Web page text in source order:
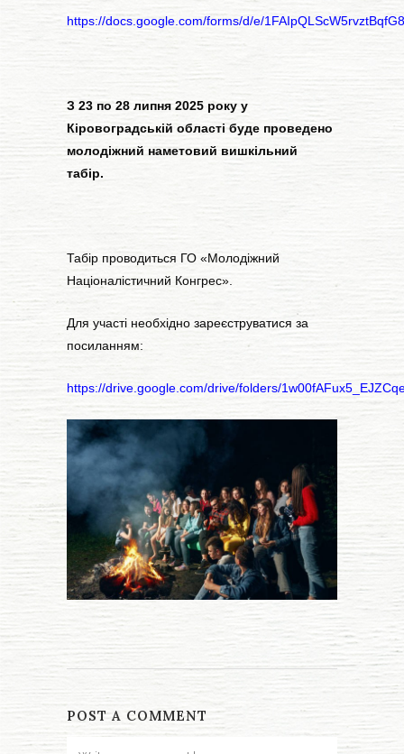
https://docs.google.com/forms/d/e/
З 23 по 28 липня 2025 року у
Кіровоградській області буде проведено
молодіжний наметовий вишкільний
табір.
Табiр проводиться ГО «Молодіжний
Націоналістичний Конгрес».
Для участi необхiдно зареєструватися за
посиланням:
https://drive.google.com/drive/folders/
POST A COMMENT